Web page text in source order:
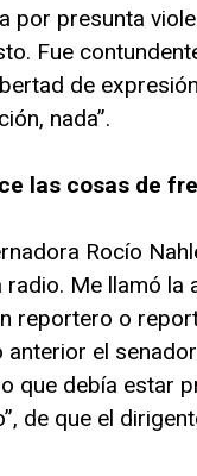
por presunta
Fue
de
nada”.
las cosas de
Rocío
Me llamó la
reportero o
el
que debía estar
de que el